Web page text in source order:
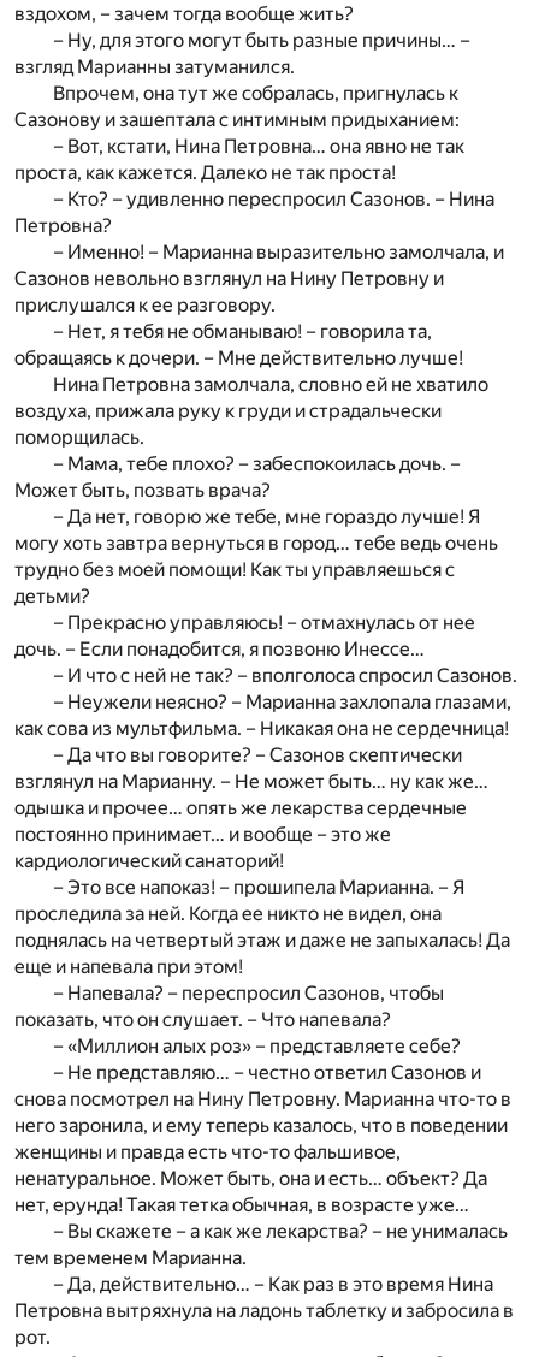
вздохом, – зачем тогда вообще жить?
– Ну, для этого могут быть разные причины… –
взгляд Марианны затуманился.
Впрочем, она тут же собралась, пригнулась к
Сазонову и зашептала с интимным придыханием:
– Вот, кстати, Нина Петровна… она явно не так
проста, как кажется. Далеко не так проста!
– Кто? – удивленно переспросил Сазонов. – Нина
Петровна?
– Именно! – Марианна выразительно замолчала, и
Сазонов невольно взглянул на Нину Петровну и
прислушался к ее разговору.
– Нет, я тебя не обманываю! – говорила та,
обращаясь к дочери. – Мне действительно лучше!
Нина Петровна замолчала, словно ей не хватило
воздуха, прижала руку к груди и страдальчески
поморщилась.
– Мама, тебе плохо? – забеспокоилась дочь. –
Может быть, позвать врача?
– Да нет, говорю же тебе, мне гораздо лучше! Я
могу хоть завтра вернуться в город… тебе ведь очень
трудно без моей помощи! Как ты управляешься с
детьми?
– Прекрасно управляюсь! – отмахнулась от нее
дочь. – Если понадобится, я позвоню Инессе…
– И что с ней не так? – вполголоса спросил Сазонов.
– Неужели неясно? – Марианна захлопала глазами,
как сова из мультфильма. – Никакая она не сердечница!
– Да что вы говорите? – Сазонов скептически
взглянул на Марианну. – Не может быть… ну как же…
одышка и прочее… опять же лекарства сердечные
постоянно принимает… и вообще – это же
кардиологический санаторий!
– Это все напоказ! – прошипела Марианна. – Я
проследила за ней. Когда ее никто не видел, она
поднялась на четвертый этаж и даже не запыхалась! Да
еще и напевала при этом!
– Напевала? – переспросил Сазонов, чтобы
показать, что он слушает. – Что напевала?
– «Миллион алых роз» – представляете себе?
– Не представляю… – честно ответил Сазонов и
снова посмотрел на Нину Петровну. Марианна что-то в
него заронила, и ему теперь казалось, что в поведении
женщины и правда есть что-то фальшивое,
ненатуральное. Может быть, она и есть… объект? Да
нет, ерунда! Такая тетка обычная, в возрасте уже…
– Вы скажете – а как же лекарства? – не унималась
тем временем Марианна.
– Да, действительно… – Как раз в это время Нина
Петровна вытряхнула на ладонь таблетку и забросила в
рот.